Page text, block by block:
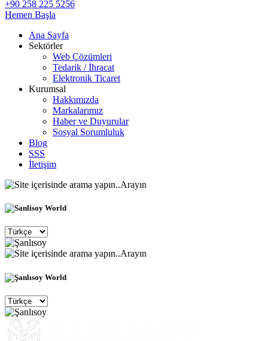
+90 258 225 5256
Hemen Başla
Ana Sayfa
Sektörler
Web Çözümleri
Tedarik / İhracat
Elektronik Ticaret
Kurumsal
Hakkımızda
Markalarımız
Haber ve Duyurular
Sosyal Sorumluluk
Blog
SSS
İletişim
Arayın
Arayın